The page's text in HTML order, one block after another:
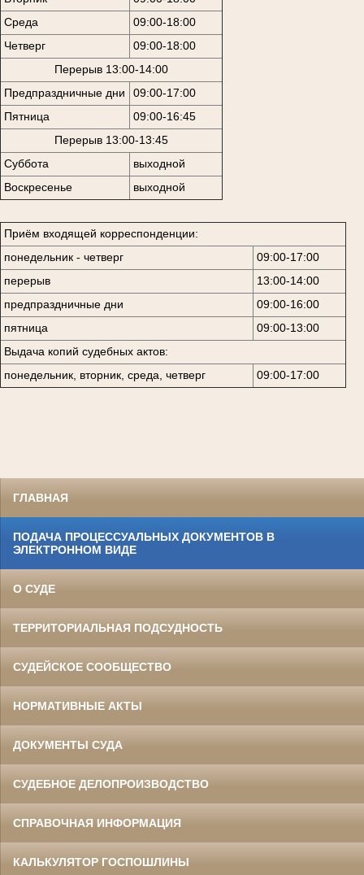
Среда
09:00-18:00
Четверг
09:00-18:00
Перерыв 13:00-14:00
Предпраздничные дни
09:00-17:00
Пятница
09:00-16:45
Перерыв 13:00-13:45
Суббота
выходной
Воскресенье
выходной
Приём входящей корреспонденции:
понедельник - четверг
09:00-17:00
перерыв
13:00-14:00
предпраздничные дни
09:00-16:00
пятница
09:00-13:00
Выдача копий судебных актов:
понедельник, вторник, среда, четверг
09:00-17:00
ГЛАВНАЯ
ПОДАЧА ПРОЦЕССУАЛЬНЫХ ДОКУМЕНТОВ В
ЭЛЕКТРОННОМ ВИДЕ
О СУДЕ
ТЕРРИТОРИАЛЬНАЯ ПОДСУДНОСТЬ
СУДЕЙСКОЕ СООБЩЕСТВО
НОРМАТИВНЫЕ АКТЫ
ДОКУМЕНТЫ СУДА
СУДЕБНОЕ ДЕЛОПРОИЗВОДСТВО
СПРАВОЧНАЯ ИНФОРМАЦИЯ
КАЛЬКУЛЯТОР ГОСПОШЛИНЫ